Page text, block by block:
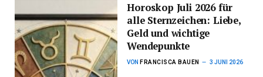
Horoskop Juli 2026 für
alle Sternzeichen: Liebe,
Geld und wichtige
Wendepunkte
VON FRANCISCA BAUEN 3 JUNI 2026